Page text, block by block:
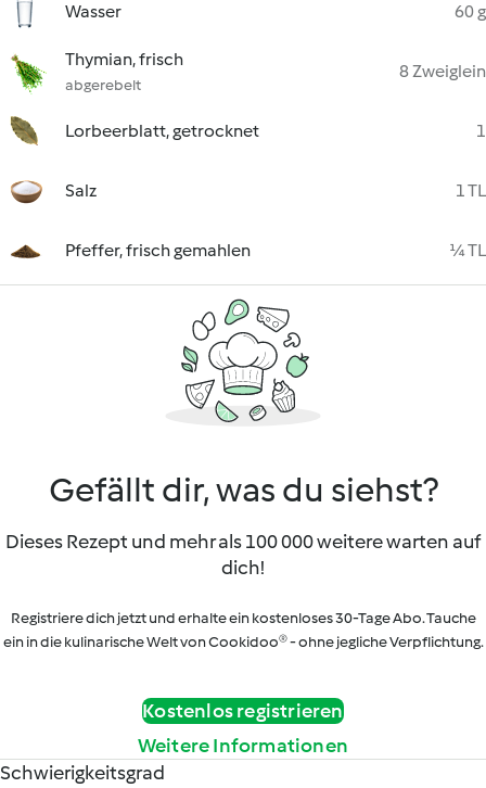
Wasser 60 g
Thymian, frisch
abgerebelt
8 Zweiglein
Lorbeerblatt, getrocknet 1
Salz 1 TL
Pfeffer, frisch gemahlen ¼ TL
Gefällt dir, was du siehst?
Dieses Rezept und mehr als 100 000 weitere warten auf
dich!
Registriere dich jetzt und erhalte ein kostenloses 30-Tage Abo. Tauche
ein in die kulinarische Welt von Cookidoo® - ohne jegliche Verpflichtung.
Kostenlos registrieren
Weitere Informationen
Schwierigkeitsgrad